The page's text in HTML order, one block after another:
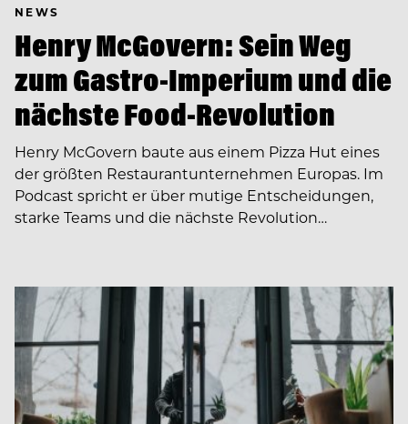
NEWS
Henry McGovern: Sein Weg
zum Gastro-Imperium und die
nächste Food-Revolution
Henry McGovern baute aus einem Pizza Hut eines
der größten Restaurantunternehmen Europas. Im
Podcast spricht er über mutige Entscheidungen,
starke Teams und die nächste Revolution…